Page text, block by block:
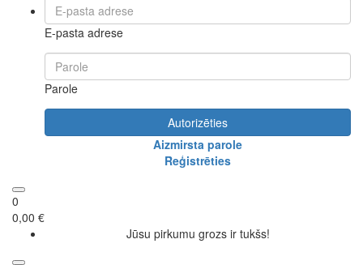
E-pasta adrese
Parole
Autorizēties
Aizmirsta parole
Reģistrēties
0
0,00 €
Jūsu pirkumu grozs ir tukšs!